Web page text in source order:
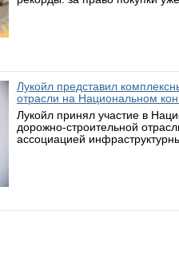
Лукойл представил
отрасли на Национальном
Лукойл принял участие в
дорожно-строительной
ассоциацией